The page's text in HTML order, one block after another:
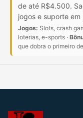
de até R$4.500.
jogos e suporte
Jogos: Slots, crash
loterias, e-sports ·
que dobra o primeiro